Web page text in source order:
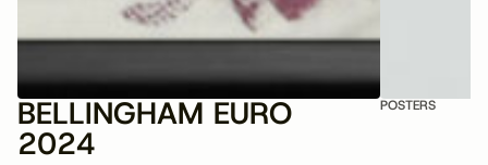
BELLINGHAM EURO
2024
POSTERS